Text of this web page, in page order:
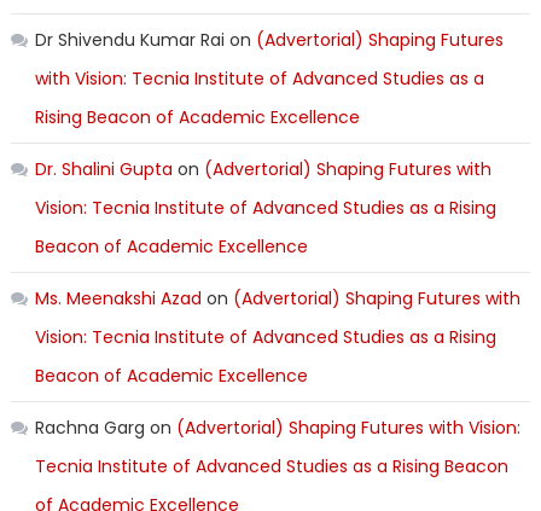
Dr Shivendu Kumar Rai on (Advertorial) Shaping Futures
with Vision: Tecnia Institute of Advanced Studies as a
Rising Beacon of Academic Excellence
Dr. Shalini Gupta on (Advertorial) Shaping Futures with
Vision: Tecnia Institute of Advanced Studies as a Rising
Beacon of Academic Excellence
Ms. Meenakshi Azad on (Advertorial) Shaping Futures with
Vision: Tecnia Institute of Advanced Studies as a Rising
Beacon of Academic Excellence
Rachna Garg on (Advertorial) Shaping Futures with Vision:
Tecnia Institute of Advanced Studies as a Rising Beacon
of Academic Excellence